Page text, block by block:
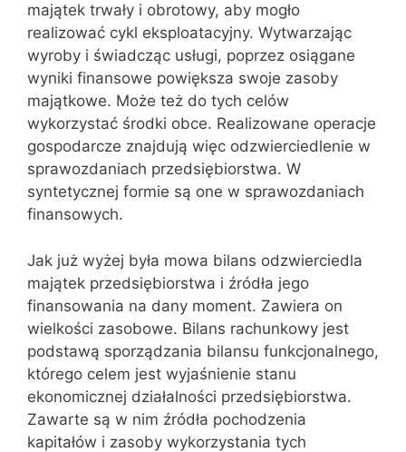
majątek trwały i obrotowy, aby mogło
realizować cykl eksploatacyjny. Wytwarzając
wyroby i świadcząc usługi, poprzez osiągane
wyniki finansowe powiększa swoje zasoby
majątkowe. Może też do tych celów
wykorzystać środki obce. Realizowane operacje
gospodarcze znajdują więc odzwierciedlenie w
sprawozdaniach przedsiębiorstwa. W
syntetycznej formie są one w sprawozdaniach
finansowych.
Jak już wyżej była mowa bilans odzwierciedla
majątek przedsiębiorstwa i źródła jego
finansowania na dany moment. Zawiera on
wielkości zasobowe. Bilans rachunkowy jest
podstawą sporządzania bilansu funkcjonalnego,
którego celem jest wyjaśnienie stanu
ekonomicznej działalności przedsiębiorstwa.
Zawarte są w nim źródła pochodzenia
kapitałów i zasoby wykorzystania tych